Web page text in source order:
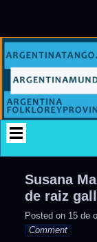
Susana
de raiz
Posted on 15 de
Comment